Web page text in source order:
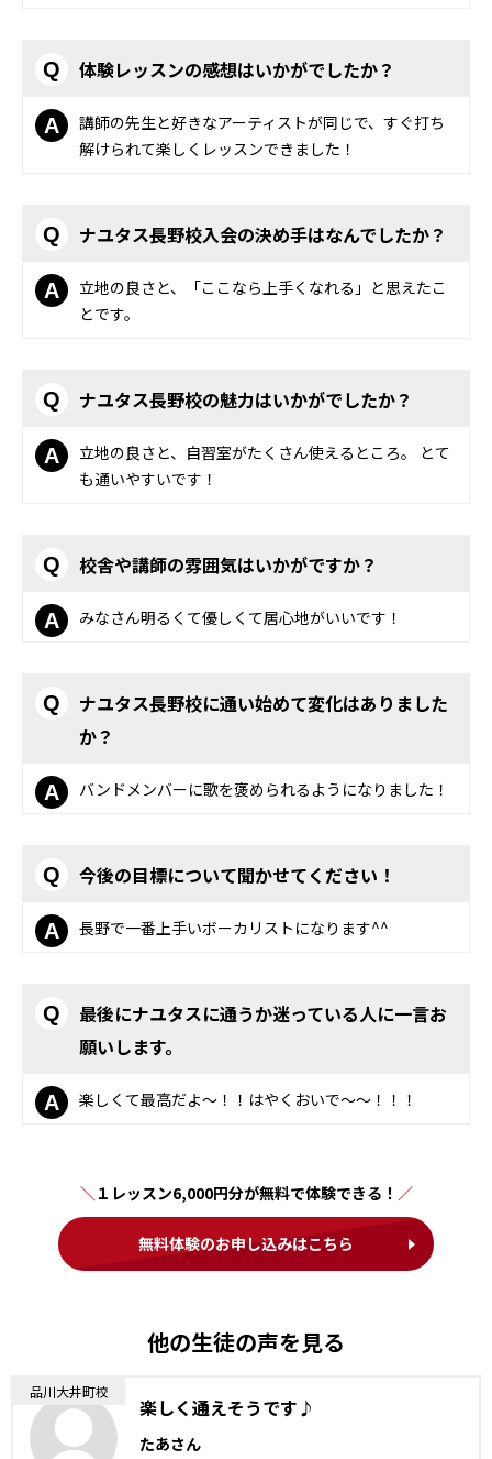
Q 体験レッスンの感想はいかがでしたか？
A
講師の先生と好きなアーティストが同じで、すぐ打ち
解けられて楽しくレッスンできました！
Q ナユタス長野校入会の決め手はなんでしたか？
A
立地の良さと、「ここなら上手くなれる」と思えたこ
とです。
Q ナユタス長野校の魅力はいかがでしたか？
A
立地の良さと、自習室がたくさん使えるところ。 とて
も通いやすいです！
Q 校舎や講師の雰囲気はいかがですか？
A みなさん明るくて優しくて居心地がいいです！
Q
ナユタス長野校に通い始めて変化はありました
か？
A バンドメンバーに歌を褒められるようになりました！
Q 今後の目標について聞かせてください！
A 長野で一番上手いボーカリストになります^^
Q
最後にナユタスに通うか迷っている人に一言お
願いします。
A 楽しくて最高だよ〜！！はやくおいで〜〜！！！
１レッスン6,000円分が無料で体験できる！
無料体験のお申し込みはこちら
他の生徒の声を見る
品川大井町校
楽しく通えそうです♪
たあさん